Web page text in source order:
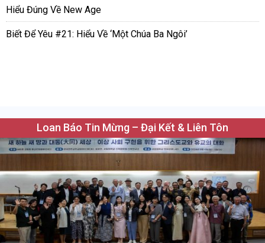
Hiểu Đúng Về New Age
Biết Để Yêu #21: Hiểu Về ‘Một Chúa Ba Ngôi’
Loan Báo Tin Mừng – Đại Kết & Liên Tôn